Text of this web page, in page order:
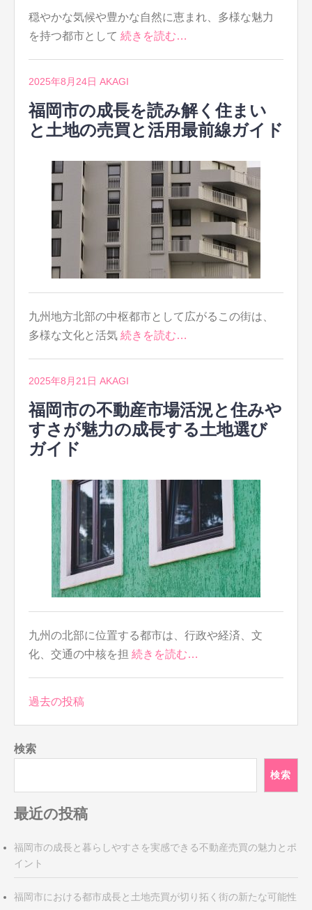
穏やかな気候や豊かな自然に恵まれ、多様な魅力
を持つ都市として 続きを読む…
2025年8月24日 AKAGI
福岡市の成長を読み解く住まい
と土地の売買と活用最前線ガイド
九州地方北部の中枢都市として広がるこの街は、
多様な文化と活気 続きを読む…
2025年8月21日 AKAGI
福岡市の不動産市場活況と住みや
すさが魅力の成長する土地選び
ガイド
九州の北部に位置する都市は、行政や経済、文
化、交通の中核を担 続きを読む…
投
ビ
シ
ョ
ン
過去の投稿
検索
検索
最近の投稿
福岡市の成長と暮らしやすさを実感できる不動産売買の魅力とポ
イント
福岡市における都市成長と土地売買が切り拓く街の新たな可能性